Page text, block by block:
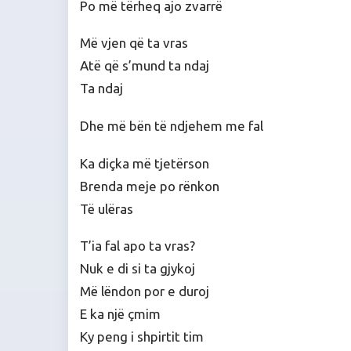
Po më tërheq ajo zvarrë
Më vjen që ta vras
Atë që s’mund ta ndaj
Ta ndaj
Dhe më bën të ndjehem me fal
Ka diçka më tjetërson
Brenda meje po rënkon
Të ulëras
T’ia fal apo ta vras?
Nuk e di si ta gjykoj
Më lëndon por e duroj
E ka një çmim
Ky peng i shpirtit tim